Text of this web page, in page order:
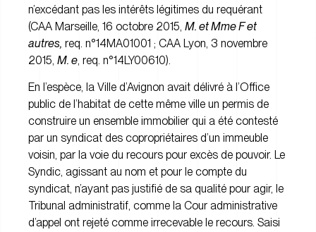
n’excédant pas les intérêts légitimes du requérant
(CAA Marseille, 16 octobre 2015, M. et Mme F et
autres, req. n°14MA01001 ; CAA Lyon, 3 novembre
2015, M. e , req. n°14LY00610).
En l’espèce, la Ville d’Avignon avait délivré à l’Office
public de l’habitat de cette même ville un permis de
construire un ensemble immobilier qui a été contesté
par un syndicat des copropriétaires d’un immeuble
voisin, par la voie du recours pour excès de pouvoir. Le
Syndic, agissant au nom et pour le compte du
syndicat, n’ayant pas justifié de sa qualité pour agir, le
Tribunal administratif, comme la Cour administrative
d’appel ont rejeté comme irrecevable le recours. Saisi